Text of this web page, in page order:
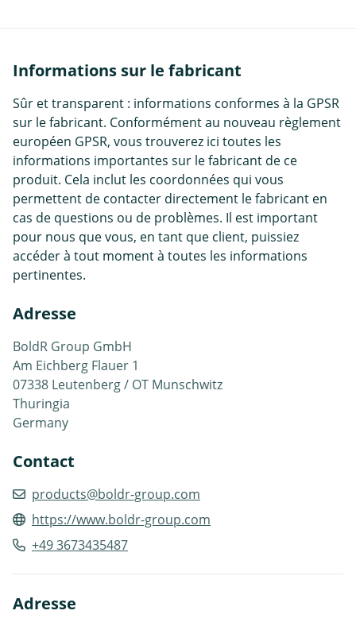
Informations sur le fabricant
Sûr et transparent : informations conformes à la GPSR
sur le fabricant. Conformément au nouveau règlement
européen GPSR, vous trouverez ici toutes les
informations importantes sur le fabricant de ce
produit. Cela inclut les coordonnées qui vous
permettent de contacter directement le fabricant en
cas de questions ou de problèmes. Il est important
pour nous que vous, en tant que client, puissiez
accéder à tout moment à toutes les informations
pertinentes.
Adresse
BoldR Group GmbH
Am Eichberg Flauer 1
07338 Leutenberg / OT Munschwitz
Thuringia
Germany
Contact
products@boldr-group.com
https://www.boldr-group.com
+49 3673435487
Adresse